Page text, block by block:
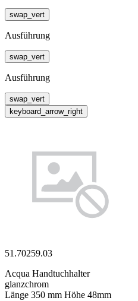
swap_vert
Ausführung
swap_vert
Ausführung
swap_vert
keyboard_arrow_right
51.70259.03
Acqua Handtuchhalter
glanzchrom
Länge 350 mm Höhe 48mm